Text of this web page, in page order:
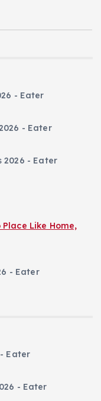
- Eater
- Eater
2026 - Eater
Place Like Home,
- Eater
- Eater
- Eater